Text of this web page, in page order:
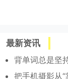
最新资讯
背单词总是坚
把手机摄影从“